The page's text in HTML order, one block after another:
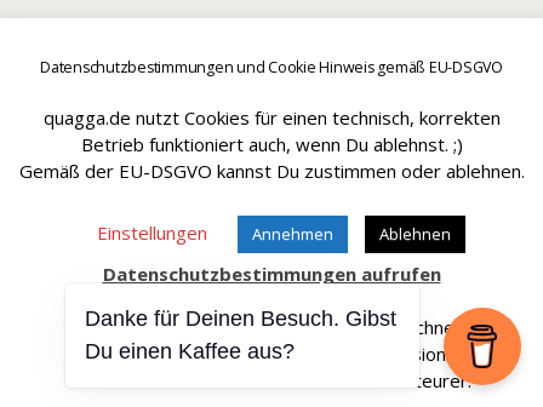
Datenschutzbestimmungen und Cookie Hinweis gemäß EU-DSGVO
quagga.de nutzt Cookies für einen technisch, korrekten
Betrieb funktioniert auch, wenn Du ablehnst. ;)
Gemäß der EU-DSGVO kannst Du zustimmen oder ablehnen.
Einstellungen Annehmen Ablehnen
Datenschutzbestimmungen aufrufen
Affiliate Links sind mit einem * gekennteichnet.
Wir erhalten bei einem Kauf eine Provision.
Die Artikel werden für Dich dadurch nicht teurer.
Danke für Deinen Besuch. Gibst
Du einen Kaffee aus?